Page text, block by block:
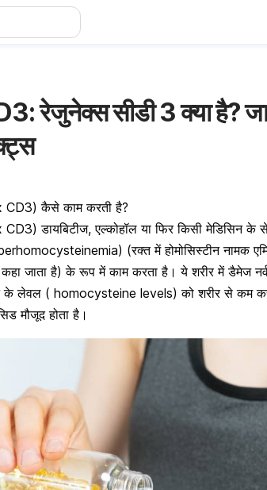
रेजुनेक्स सीडी 3 क्या है?
CD3) कैसे काम करती है?
डायबिटीज, एल्कोहॉल या फिर किसी मेडिसिन के
(रक्त में होमोसिस्टीन नामक
कहा जाता है) के रूप में काम करता है। ये शरीर मेंडैमेज
के लेवल ( homocysteine levels) को शरीर से कम
मौजूद होता है।